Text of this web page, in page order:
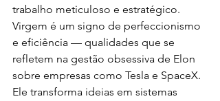
trabalho meticuloso e estratégico.
Virgem é um signo de perfeccionismo
e eficiência — qualidades que se
refletem na gestão obsessiva de Elon
sobre empresas como Tesla e SpaceX.
Ele transforma ideias em sistemas